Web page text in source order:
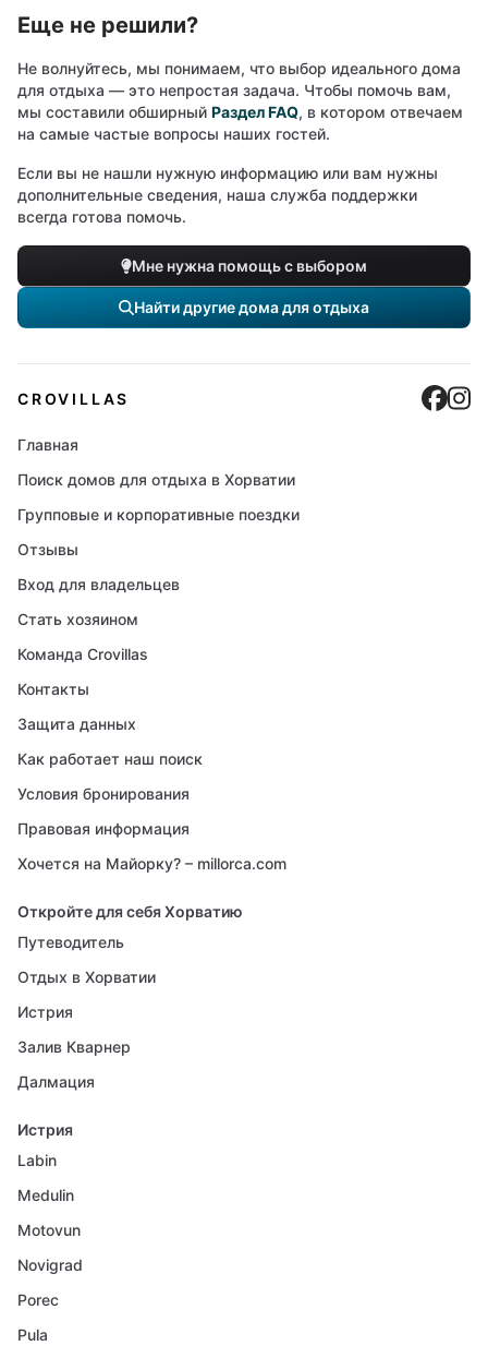
Еще не решили?
Не волнуйтесь, мы понимаем, что выбор идеального дома
для отдыха — это непростая задача. Чтобы помочь вам,
мы составили обширный Раздел FAQ, в котором отвечаем
на самые частые вопросы наших гостей.
Если вы не нашли нужную информацию или вам нужны
дополнительные сведения, наша служба поддержки
всегда готова помочь.
Мне нужна помощь с выбором
Найти другие дома для отдыха
CROVILLAS
Главная
Поиск домов для отдыха в Хорватии
Групповые и корпоративные поездки
Отзывы
Вход для владельцев
Стать хозяином
Команда Crovillas
Контакты
Защита данных
Как работает наш поиск
Условия бронирования
Правовая информация
Хочется на Майорку? – millorca.com
Откройте для себя Хорватию
Путеводитель
Отдых в Хорватии
Истрия
Залив Кварнер
Далмация
Истрия
Labin
Medulin
Motovun
Novigrad
Porec
Pula